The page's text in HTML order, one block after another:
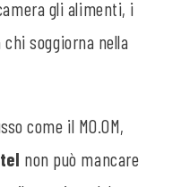
gli alimenti, i
soggiorna nella
come il MO.OM,
non può mancare